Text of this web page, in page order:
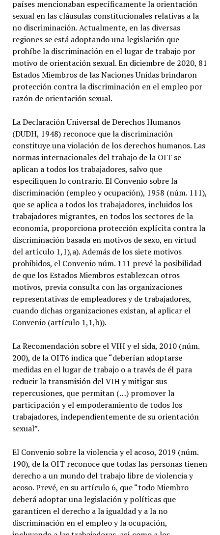
países mencionaban específicamente la orientación
sexual en las cláusulas constitucionales relativas a la
no discriminación. Actualmente, en las diversas
regiones se está adoptando una legislación que
prohíbe la discriminación en el lugar de trabajo por
motivo de orientación sexual. En diciembre de 2020, 81
Estados Miembros de las Naciones Unidas brindaron
protección contra la discriminación en el empleo por
razón de orientación sexual.
La Declaración Universal de Derechos Humanos
(DUDH, 1948) reconoce que la discriminación
constituye una violación de los derechos humanos. Las
normas internacionales del trabajo de la OIT se
aplican a todos los trabajadores, salvo que
especifiquen lo contrario. El Convenio sobre la
discriminación (empleo y ocupación), 1958 (núm. 111),
que se aplica a todos los trabajadores, incluidos los
trabajadores migrantes, en todos los sectores de la
economía, proporciona protección explícita contra la
discriminación basada en motivos de sexo, en virtud
del artículo 1,1),a). Además de los siete motivos
prohibidos, el Convenio núm. 111 prevé la posibilidad
de que los Estados Miembros establezcan otros
motivos, previa consulta con las organizaciones
representativas de empleadores y de trabajadores,
cuando dichas organizaciones existan, al aplicar el
Convenio (artículo 1,1,b)).
La Recomendación sobre el VIH y el sida, 2010 (núm.
200), de la OIT6 indica que “deberían adoptarse
medidas en el lugar de trabajo o a través de él para
reducir la transmisión del VIH y mitigar sus
repercusiones, que permitan (…) promover la
participación y el empoderamiento de todos los
trabajadores, independientemente de su orientación
sexual”.
El Convenio sobre la violencia y el acoso, 2019 (núm.
190), de la OIT reconoce que todas las personas tienen
derecho a un mundo del trabajo libre de violencia y
acoso. Prevé, en su artículo 6, que “todo Miembro
deberá adoptar una legislación y políticas que
garanticen el derecho a la igualdad y a la no
discriminación en el empleo y la ocupación,